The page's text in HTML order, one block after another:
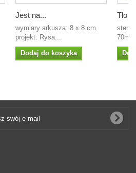
Jest na...
wymiary arkusza: 8 x 8 cm
projekt: Rysa...
Dodaj do koszyka
Tło